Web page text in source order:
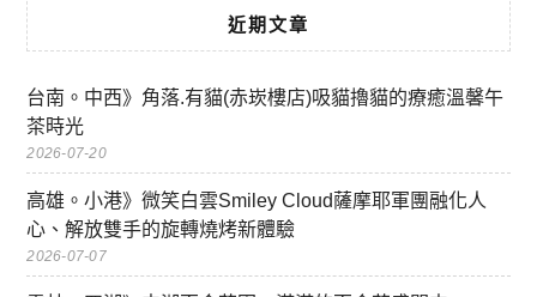
近期文章
台南。中西》角落.有貓(赤崁樓店)吸貓擼貓的療癒溫馨午
茶時光
2026-07-20
高雄。小港》微笑白雲Smiley Cloud薩摩耶軍團融化人
心、解放雙手的旋轉燒烤新體驗
2026-07-07